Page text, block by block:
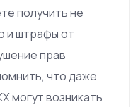
получить не
и штрафы от
прав
что даже
могут возникать